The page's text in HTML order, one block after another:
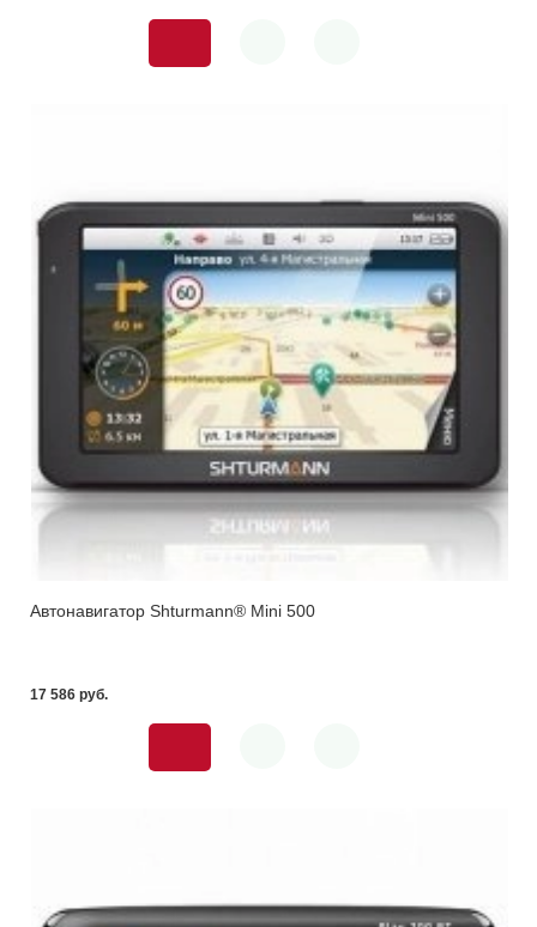
Автонавигатор Shturmann® Mini 500
17 586 pуб.